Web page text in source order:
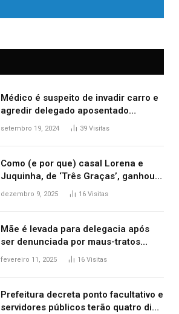
Médico é suspeito de invadir carro e
agredir delegado aposentado
durante confusão no trânsito
setembro 19, 2024 39 Visitas
Como (e por que) casal Lorena e
Juquinha, de ‘Três Graças’, ganhou
repercussão internacional
dezembro 9, 2025 16 Visitas
Mãe é levada para delegacia após
ser denunciada por maus-tratos
contra dois filhos, diz polícia
fevereiro 11, 2025 16 Visitas
Prefeitura decreta ponto facultativo e
servidores públicos terão quatro dias